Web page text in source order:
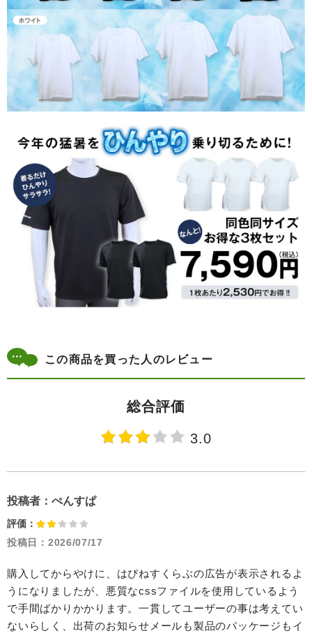
この商品を買った人のレビュー
総合評価
3.0
投稿者： ぺんすぱ
評価：
投稿日： 2026/07/17
購入してからやけに、はぴねすくらぶの広告が表示されるよ
うになりましたが、悪質なcssファイルを使用しているよう
で手間ばかりかかります。一貫してユーザーの事は考えてい
ないらしく、出荷のお知らせメールも製品のパッケージもイ